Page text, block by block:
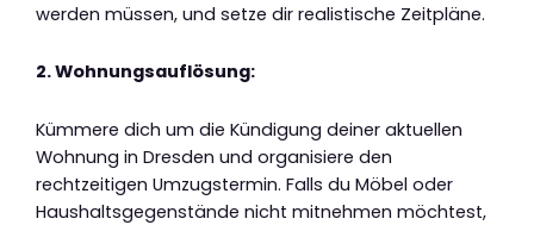
werden müssen, und setze dir realistische Zeitpläne.
2. Wohnungsauflösung:
Kümmere dich um die Kündigung deiner aktuellen
Wohnung in Dresden und organisiere den
rechtzeitigen Umzugstermin. Falls du Möbel oder
Haushaltsgegenstände nicht mitnehmen möchtest,